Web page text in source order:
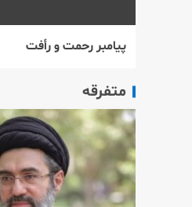
پیامبر رحمت و رأفت
متفرقه